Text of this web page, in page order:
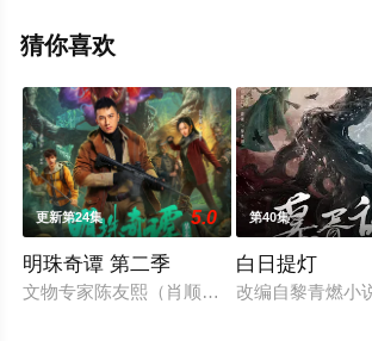
视剧全集就上星辰影视，更多相关信息可
猜你喜欢
更新第24集 5.0
明珠奇谭 第二季
文物专家陈友熙（肖顺尧 饰）集结小队勇
第40集
白日提灯
改编自黎青燃小